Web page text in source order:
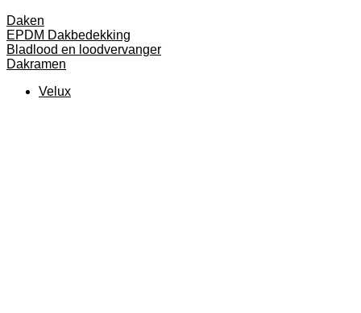
Daken
EPDM Dakbedekking
Bladlood en loodvervanger
Dakramen
Velux